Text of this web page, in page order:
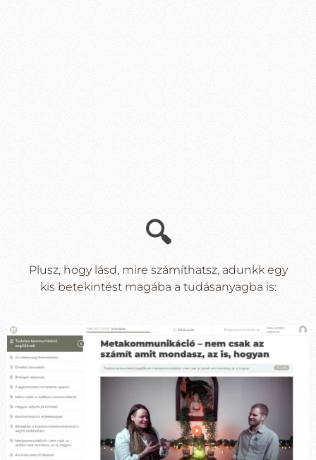
🔍
Plusz, hogy lásd, mire számíthatsz, adunkk egy
kis betekintést magába a tudásanyagba is: